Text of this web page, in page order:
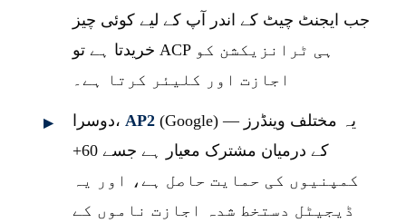
جب ایجنٹ چیٹ کے اندر آپ کے لیے کوئی چیز
خریدتا ہے تو ACP ہی ٹرانزیکشن کو
اجازت اور کلیئر کرتا ہے۔
دوسرا، AP2 (Google) — یہ مختلف وینڈرز
کے درمیان مشترک معیار ہے جسے 60+
کمپنیوں کی حمایت حاصل ہے، اور یہ
ڈیجیٹل دستخط شدہ اجازت ناموں کے